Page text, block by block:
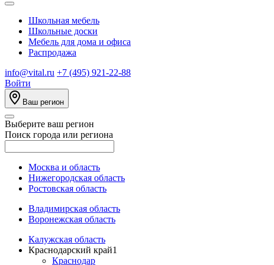
Школьная мебель
Школьные доски
Мебель для дома и офиса
Распродажа
info@vital.ru +7 (495) 921-22-88
Войти
Ваш регион
Выберите ваш регион
Поиск города или региона
Москва и область
Нижегородская область
Ростовская область
Владимирская область
Воронежская область
Калужская область
Краснодарский край1
Краснодар